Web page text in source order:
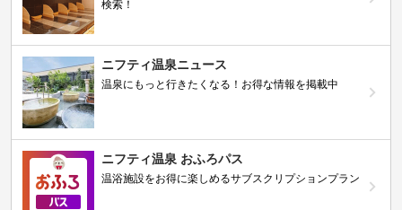
検索！
ニフティ温泉ニュース
温泉にもっと行きたくなる！お得な情報を掲載中
ニフティ温泉 おふろパス
温浴施設をお得に楽しめるサブスクリプションプラン